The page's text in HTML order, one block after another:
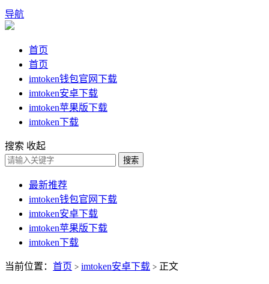
导航
首页
首页
imtoken钱包官网下载
imtoken安卓下载
imtoken苹果版下载
imtoken下载
搜索 收起
搜索
最新推荐
imtoken钱包官网下载
imtoken安卓下载
imtoken苹果版下载
imtoken下载
当前位置： 首页 > imtoken安卓下载 > 正文